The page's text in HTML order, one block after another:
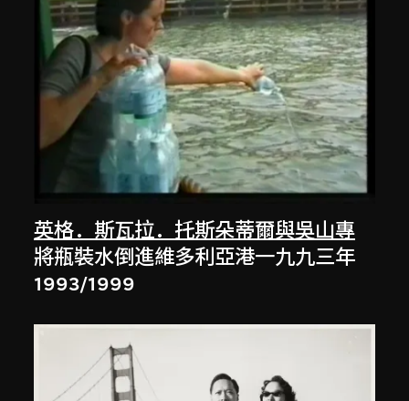
英格．斯瓦拉．托斯朵蒂爾與吳山專
將瓶裝水倒進維多利亞港一九九三年
1993/1999